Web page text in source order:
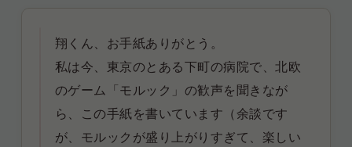
翔くん、 お手紙ありがとう。
私は今、東京のとある下町の病院で、北欧
のゲーム「モルック」の歓声を聞きなが
ら、この手紙を書いています（余談です
が、モルックが盛り上がりすぎて、楽しい